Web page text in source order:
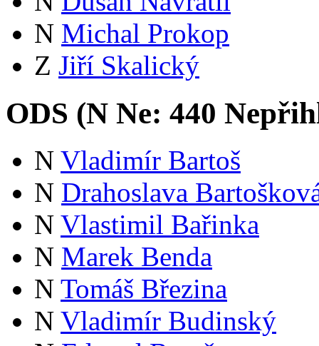
N Michal Prokop
Z Jiří Skalický
ODS (N Ne: 440
N Vladimír Bartoš
N Drahoslava
N Vlastimil Bařinka
N Marek Benda
N Tomáš Březina
N Vladimír Budinský